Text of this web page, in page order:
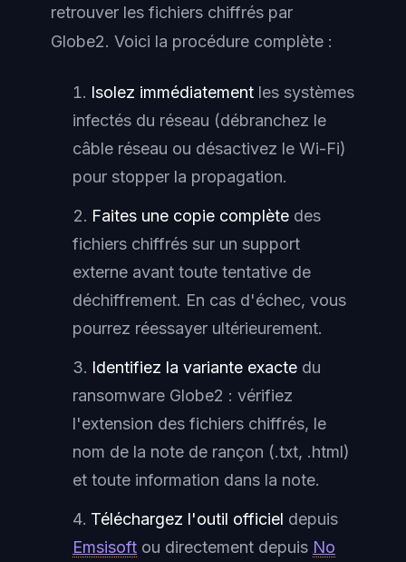
retrouver les fichiers chiffrés par
Globe2. Voici la procédure complète :
Isolez immédiatement les systèmes
infectés du réseau (débranchez le
câble réseau ou désactivez le Wi-Fi)
pour stopper la propagation.
Faites une copie complète des
fichiers chiffrés sur un support
externe avant toute tentative de
déchiffrement. En cas d'échec, vous
pourrez réessayer ultérieurement.
Identifiez la variante exacte du
ransomware Globe2 : vérifiez
l'extension des fichiers chiffrés, le
nom de la note de rançon (.txt, .html)
et toute information dans la note.
Téléchargez l'outil officiel depuis
Emsisoft ou directement depuis No